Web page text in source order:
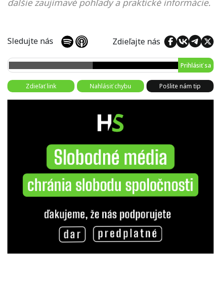
ďalšie zaujímavé pohľady a praktické informácie.
Sledujte nás Zdieľajte nás
Prihlásiť sa
Zdieľať link Nahlásiť chybu Pošlite nám tip